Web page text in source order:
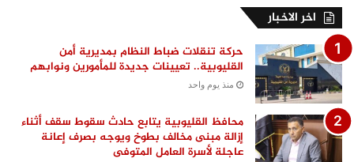
اخر الاخبار
حركة تنقلات ضباط النظام بمديرية أمن
القليوبية.. تعيينات جديدة للمأمورين ونوابهم
منذ يوم واحد
محافظ القليوبية يتابع حادث سقوط سقف أثناء
إزالة مبنى مخالف بطوخ ويوجه بصرف إعانة
عاجلة لأسرة العامل المتوفى